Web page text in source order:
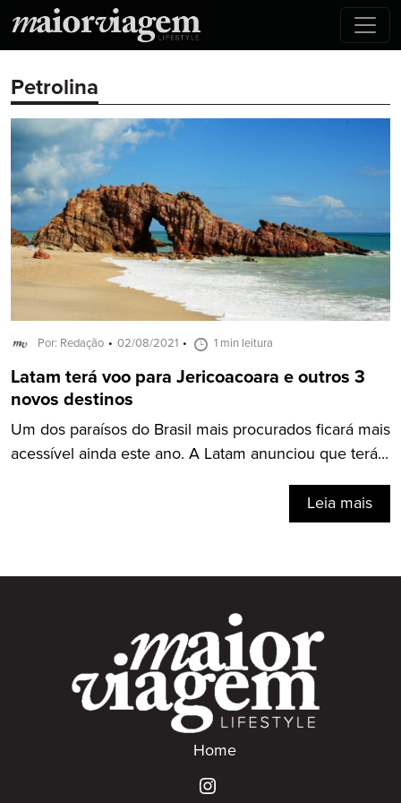
Petrolina
Por: Redação 02/08/2021 1 min leitura
Latam terá voo para Jericoacoara e outros 3
novos destinos
Um dos paraísos do Brasil mais procurados ficará mais
acessível ainda este ano. A Latam anunciou que terá...
Leia mais
Home